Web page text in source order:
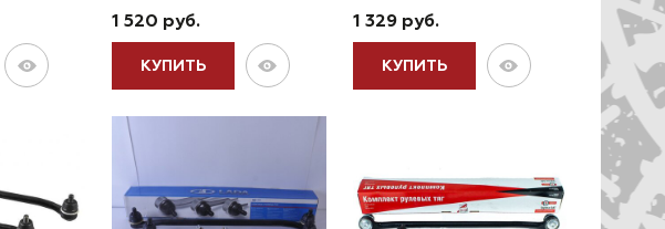
1 520 руб.
КУПИТЬ
1 329 руб.
КУПИТЬ